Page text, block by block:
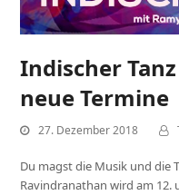
Indischer
neue Termine
27. Dezember 2018
Du magst die Musik und die
Ravindranathan wird am 12.